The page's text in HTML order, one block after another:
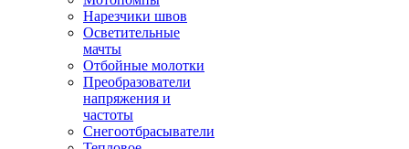
Нарезчики швов
Осветительные
мачты
Отбойные молотки
Преобразователи
напряжения и
частоты
Снегоотбрасыватели